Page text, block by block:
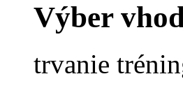
Výber
trvanie